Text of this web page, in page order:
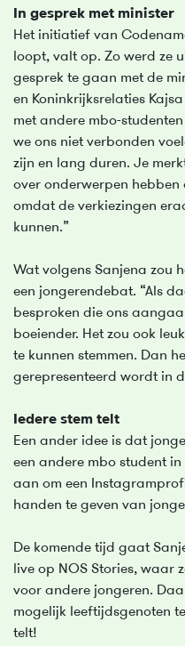
In gesprek met minister
Het initiatief van
loopt, valt op. Zo werd ze
gesprek te gaan met de
en Koninkrijksrelaties
met andere mbo-
we ons niet verbonden
zijn en lang duren. Je
over onderwerpen
omdat de verkiezingen
kunnen.”
Wat volgens Sanjena zou
een jongerendebat. “Als
besproken die ons
boeiender. Het zou ook
te kunnen stemmen. Dan
gerepresenteerd wordt in
Iedere stem telt
Een ander idee is dat
een andere mbo student
aan om een
handen te geven van
De komende tijd gaat
live op NOS Stories,
voor andere jongeren.
mogelijk leeftijdsgenoten
telt!